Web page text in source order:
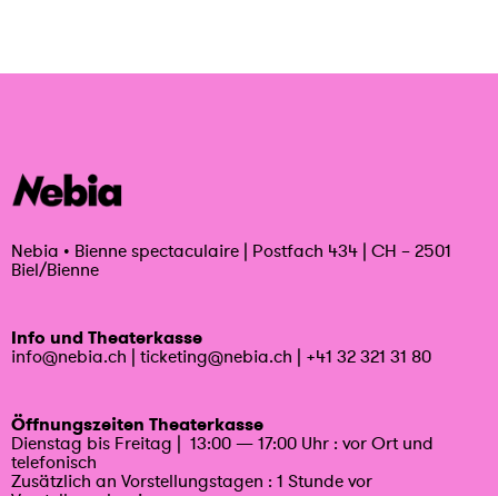
Nebia • Bienne spectaculaire | Postfach 434 | CH – 2501
Biel/Bienne
Info und Theaterkasse
info@nebia.ch | ticketing@nebia.ch | +41 32 321 31 80
Öffnungszeiten Theaterkasse
Dienstag bis Freitag | 13:00 — 17:00 Uhr : vor Ort und
telefonisch
Zusätzlich an Vorstellungstagen : 1 Stunde vor